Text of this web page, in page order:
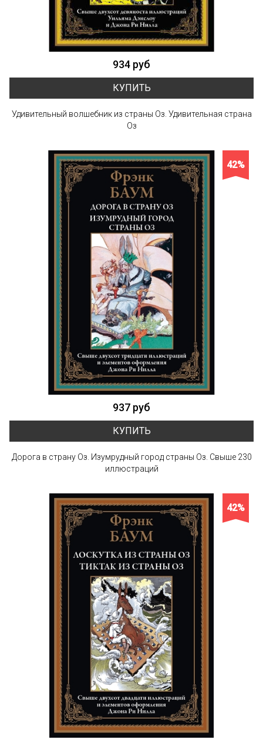
934 руб
КУПИТЬ
Удивительный волшебник из страны Оз. Удивительная страна
Оз
42%
937 руб
КУПИТЬ
Дорога в страну Оз. Изумрудный город страны Оз. Свыше 230
иллюстраций
42%